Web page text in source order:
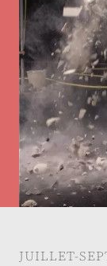
JUILLET-